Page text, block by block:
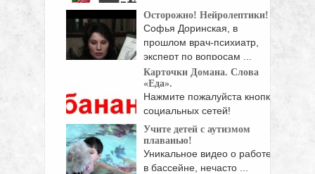
взаимодействия улучшают
мыслительную ...
Осторожно! Нейролептики!
Софья Доринская, в
прошлом врач-психиатр,
эксперт по вопросам ...
Карточки Домана. Слова
«Еда».
Нажмите пожалуйста кнопки
социальных сетей!
Учите детей с аутизмом
плаванью!
Уникальное видео о работе
в бассейне, нечасто ...